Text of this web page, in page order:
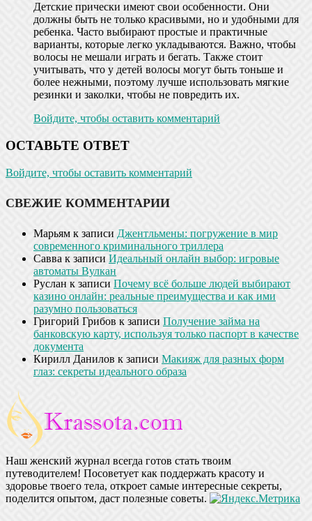
Детские прически имеют свои особенности. Они
должны быть не только красивыми, но и удобными для
ребенка. Часто выбирают простые и практичные
варианты, которые легко укладываются. Важно, чтобы
волосы не мешали играть и бегать. Также стоит
учитывать, что у детей волосы могут быть тоньше и
более нежными, поэтому лучше использовать мягкие
резинки и заколки, чтобы не повредить их.
Войдите, чтобы оставить комментарий
ОСТАВЬТЕ ОТВЕТ
Войдите, чтобы оставить комментарий
СВЕЖИЕ КОММЕНТАРИИ
Марьям к записи Джентльмены: погружение в мир
современного криминального триллера
Савва к записи Идеальный онлайн выбор: игровые
автоматы Вулкан
Руслан к записи Почему всё больше людей выбирают
казино онлайн: реальные преимущества и как ими
разумно пользоваться
Григорий Грибов к записи Получение займа на
банковскую карту, используя только паспорт в качестве
документа
Кирилл Данилов к записи Макияж для разных форм
глаз: секреты идеального образа
Наш женский журнал всегда готов стать твоим
путеводителем! Посоветует как поддержать красоту и
здоровье твоего тела, откроет самые интересные секреты,
поделится опытом, даст полезные советы.